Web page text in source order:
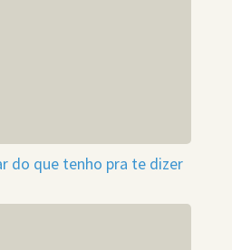
do que tenho pra te dizer